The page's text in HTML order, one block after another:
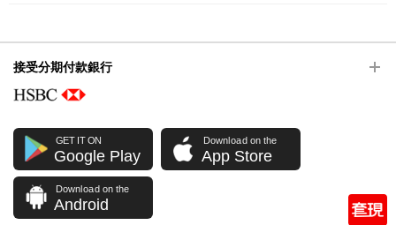
接受分期付款銀行
GET IT ON
Google Play
Download on the
App Store
Download on the
Android